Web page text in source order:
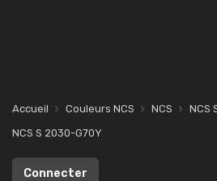
Accueil Couleurs NCS NCS
NCS
NCS S 2030-G70Y
Connecter